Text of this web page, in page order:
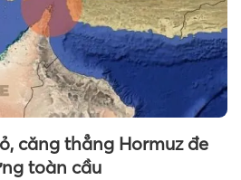
căng thẳng Hormuz đe
toàn cầu